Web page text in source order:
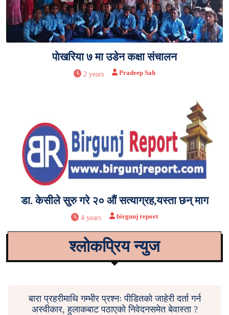
पाेखरिया ७ मा उड‍ेन कक्षा संचालन
2 years Pradeep Sah
डा. केसीले सुरु गरे २० औं सत्याग्रह,यस्ता छन् माग
4 years birgunj report
श्लोकप्रिय न्युज
बारा प्रहरीमाथि गम्भीर प्रश्नः पीडितको जाहेरी दर्ता गर्न
अस्वीकार, हुलाकबाट पठाएको निवेदनसमेत बेवास्ता ?